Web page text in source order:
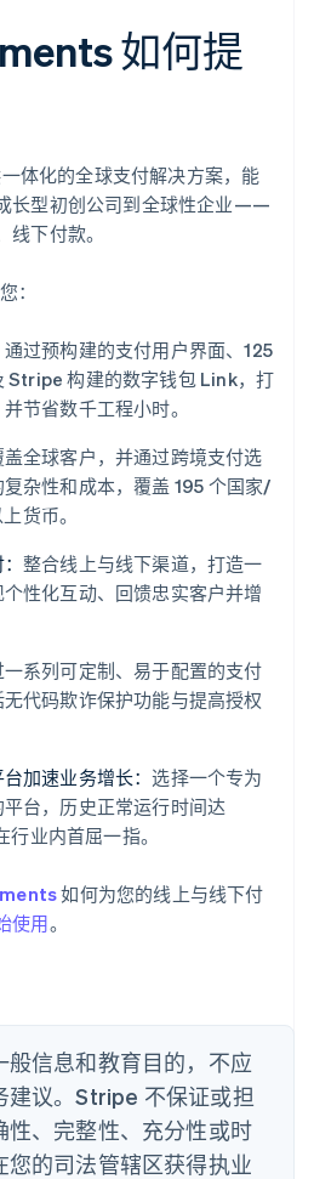
如何提
体化的全球支付解决方案，能
长型初创公司到全球性企业——
下付款。
：
通过预构建的支付用户界面、125
Stripe 构建的数字钱包 Link，打
节省数千工程小时。
盖全球客户，并通过跨境支付选
杂性和成本，覆盖 195 个国家/
货币。
整合线上与线下渠道，打造一
性化互动、回馈忠实客户并增
系列可定制、易于配置的支付
代码欺诈保护功能与提高授权
加速业务增长：选择一个专为
台，历史正常运行时间达
业内首屈一指。
如何为您的线上与线下付
使用。
般信息和教育目的，不应
建议。Stripe 不保证或担
性、完整性、充分性或时
的司法管辖区获得执业